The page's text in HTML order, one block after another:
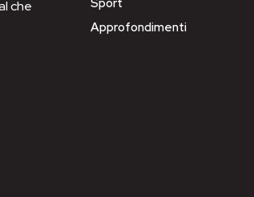
che
Sport
Approfondimenti